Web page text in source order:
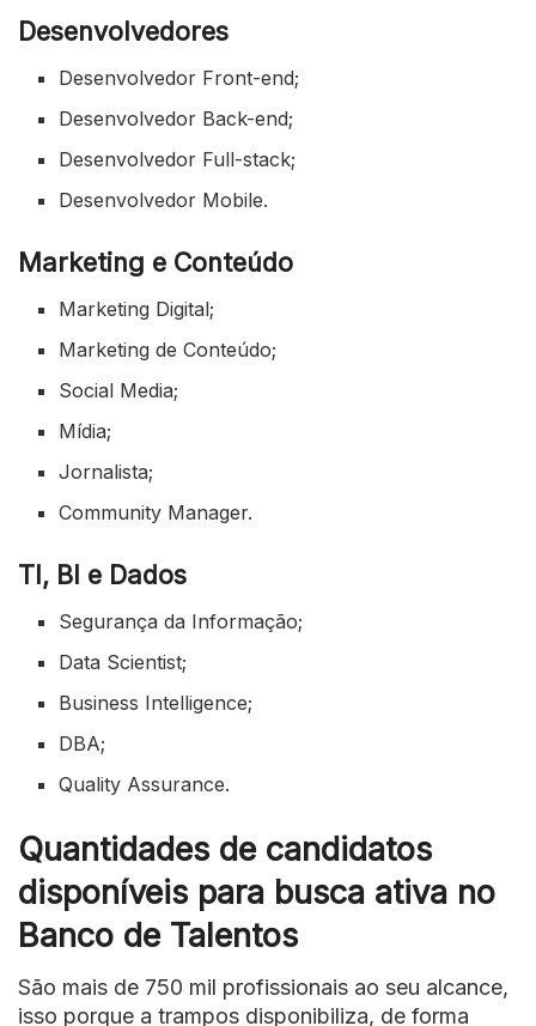
Desenvolvedores
Desenvolvedor Front-end;
Desenvolvedor Back-end;
Desenvolvedor Full-stack;
Desenvolvedor Mobile.
Marketing e Conteúdo
Marketing Digital;
Marketing de Conteúdo;
Social Media;
Mídia;
Jornalista;
Community Manager.
TI, BI e Dados
Segurança da Informação;
Data Scientist;
Business Intelligence;
DBA;
Quality Assurance.
Quantidades de candidatos
disponíveis para busca ativa no
Banco de Talentos
São mais de 750 mil profissionais ao seu alcance,
isso porque a trampos disponibiliza, de forma